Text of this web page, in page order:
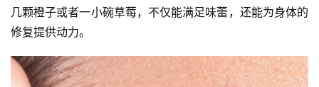
几颗橙子或者一小碗草莓，不仅能满足味蕾，还能为身体的
修复提供动力。